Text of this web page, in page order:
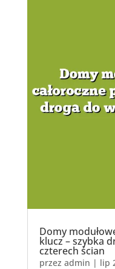
Domy
klucz – szybka
czterech ścian
przez admin | lip